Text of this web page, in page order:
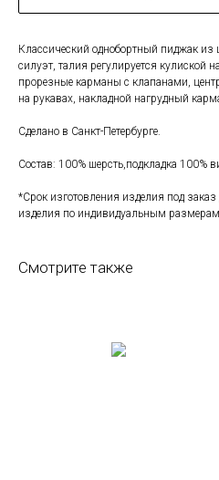
Классический однобортный пиджак из
силуэт, талия регулируется кулиской
прорезные карманы с клапанами,
на рукавах, накладной нагрудный
Сделано в Санкт-Петербурге.
Состав: 100% шерсть,подкладка 100%
*Срок изготовления изделия под
изделия по индивидуальным размерам
Смотрите также